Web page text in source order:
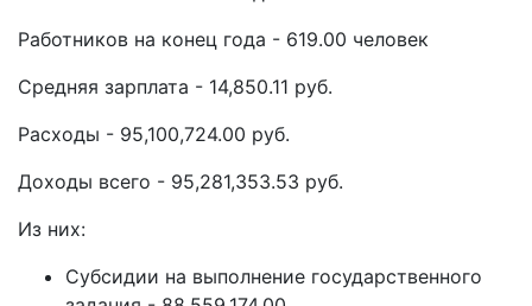
Работников на конец года - 619.00 человек
Средняя зарплата - 14,850.11 руб.
Расходы - 95,100,724.00 руб.
Доходы всего - 95,281,353.53 руб.
Из них:
Субсидии на выполнение государственного